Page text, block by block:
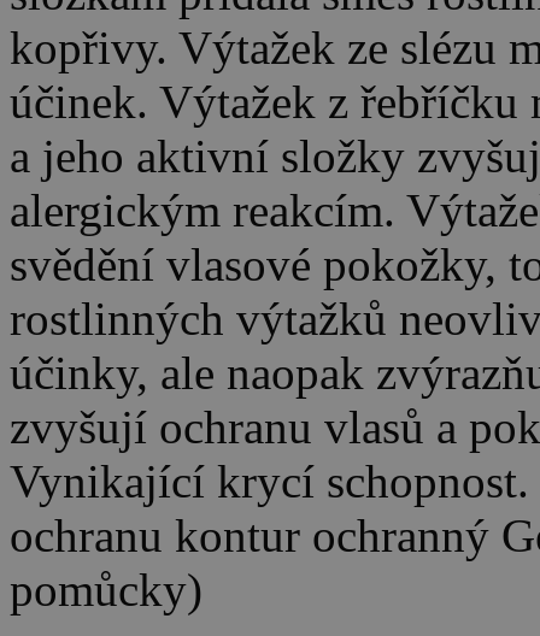
kopřivy. Výtažek ze slézu
účinek. Výtažek z
a jeho aktivní složky
alergickým reakcím.
svědění vlasové pokožky,
rostlinných výtažků
účinky, ale naopak
zvyšují ochranu vlasů a
Vynikající krycí
ochranu kontur ochranný
pomůcky)